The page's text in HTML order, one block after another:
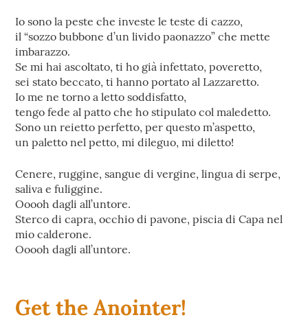
Io sono la peste che investe le teste di cazzo,
il “sozzo bubbone d’un livido paonazzo” che mette
imbarazzo.
Se mi hai ascoltato, ti ho già infettato, poveretto,
sei stato beccato, ti hanno portato al Lazzaretto.
Io me ne torno a letto soddisfatto,
tengo fede al patto che ho stipulato col maledetto.
Sono un reietto perfetto, per questo m’aspetto,
un paletto nel petto, mi dileguo, mi diletto!
Cenere, ruggine, sangue di vergine, lingua di serpe,
saliva e fuliggine.
Ooooh dagli all’untore.
Sterco di capra, occhio di pavone, piscia di Capa nel
mio calderone.
Ooooh dagli all’untore.
Get the Anointer!